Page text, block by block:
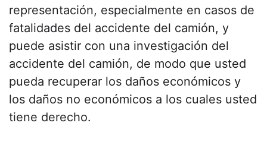
representación, especialmente en casos de
fatalidades del accidente del camión, y
puede asistir con una investigación del
accidente del camión, de modo que usted
pueda recuperar los daños económicos y
los daños no económicos a los cuales usted
tiene derecho.